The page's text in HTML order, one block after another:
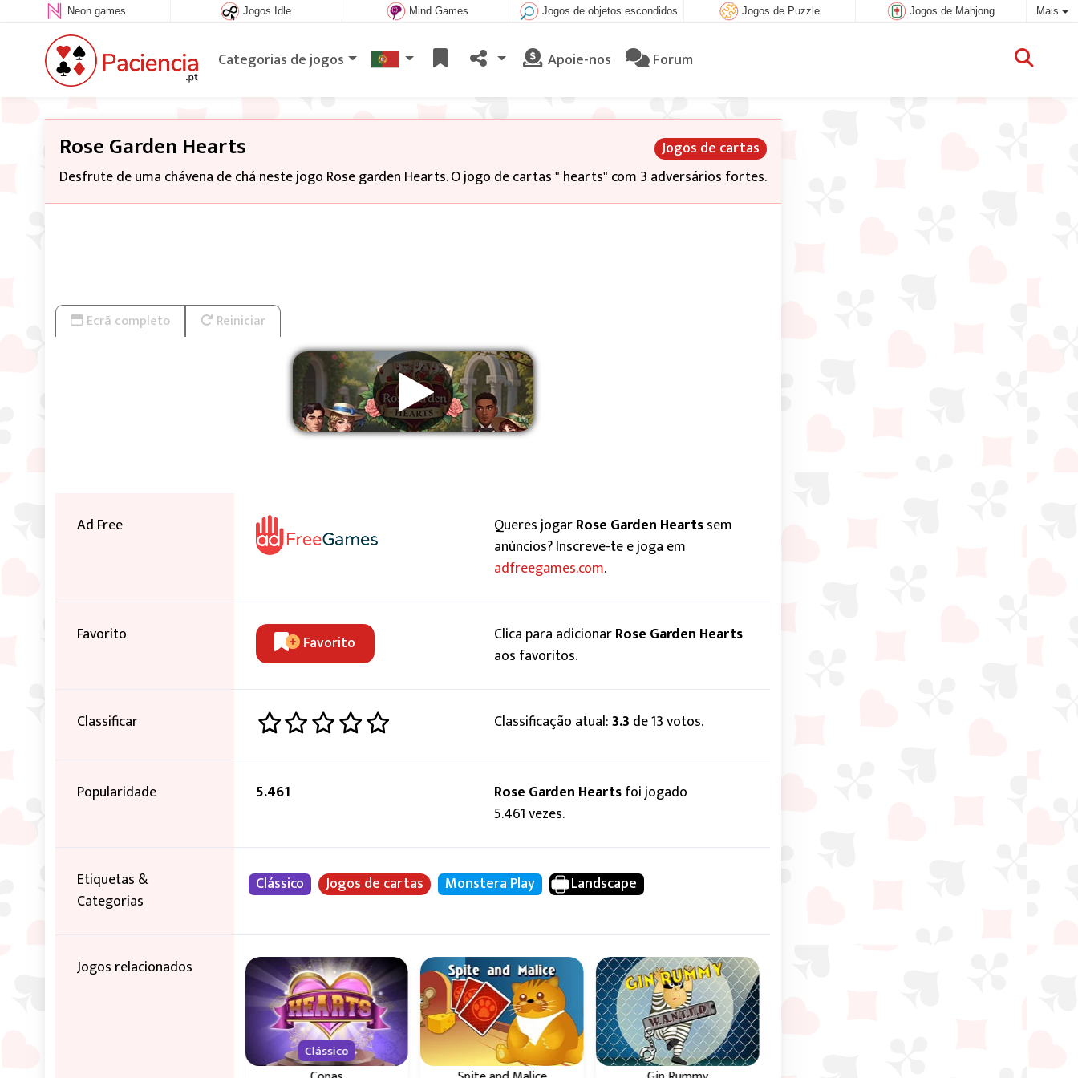
Neon games Jogos Idle Mind Games Jogos de objetos escondidos Jogos de Puzzle Jogos de Mahjong Mais
Categorias de jogos Apoie-nos Forum
Jogos de cartas
Rose Garden Hearts
Desfrute de uma chávena de chá neste jogo Rose garden Hearts. O jogo de cartas " hearts" com 3 adversários fortes.
Ecrã completo Reiniciar
Ad Free Queres jogarRose Garden Heartssem
anúncios? Inscreve-te e joga em
adfreegames.com.
Favorito Favorito Clica para adicionarRose Garden Hearts
aos favoritos.
Classificar Classificação atual:3.3 de 13 votos.
Popularidade 5.461 Rose Garden Heartsfoi jogado
5.461 vezes.
Etiquetas &
Categorias
Clássico Jogos de cartas Monstera Play Landscape
Jogos relacionados
Clássico